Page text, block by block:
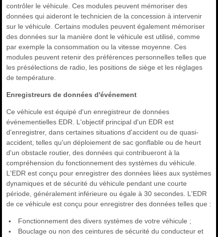
contrôler le véhicule. Ces modules peuvent mémoriser des
données qui aideront le technicien de la concession à intervenir
sur le véhicule. Certains modules peuvent également mémoriser
des données sur la manière dont le véhicule est utilisé, comme
par exemple la consommation ou la vitesse moyenne. Ces
modules peuvent retenir des préférences personnelles telles que
les présélections de radio, les positions de siège et les réglages
de température.
Enregistreurs de données d'événement
Ce véhicule est équipé d'un enregistreur de données
événementielles EDR. L'objectif principal d'un EDR est
d'enregistrer, dans certaines situations d'accident ou de quasi-
accident, telles qu'un déploiement de sac gonflable ou de heurt
d'un obstacle routier, des données qui contribueront à la
compréhension du fonctionnement des systèmes du véhicule.
L'EDR est conçu pour enregistrer des données liées aux systèmes
dynamiques et de sécurité du véhicule pendant une courte
période, généralement inférieure ou égale à 30 secondes. L'EDR
de ce véhicule est conçu pour enregistrer des données telles que :
Fonctionnement des divers systèmes de votre véhicule ;
Bouclage ou non des ceintures de sécurité du conducteur et